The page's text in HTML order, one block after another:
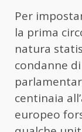
Per
la prima
natura
condanne
centinaia
europeo